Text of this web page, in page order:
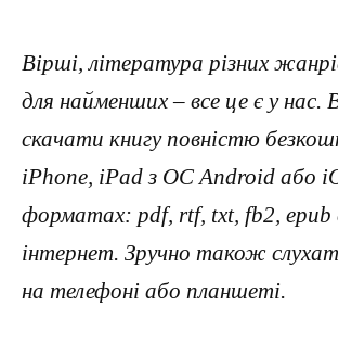
Вірші, література різних
для найменших – все це є у
скачати книгу повністю
iPhone, iPad з ОС Android або
форматах: pdf, rtf, txt, fb2, epub
інтернет. Зручно також
на телефоні або планшеті.